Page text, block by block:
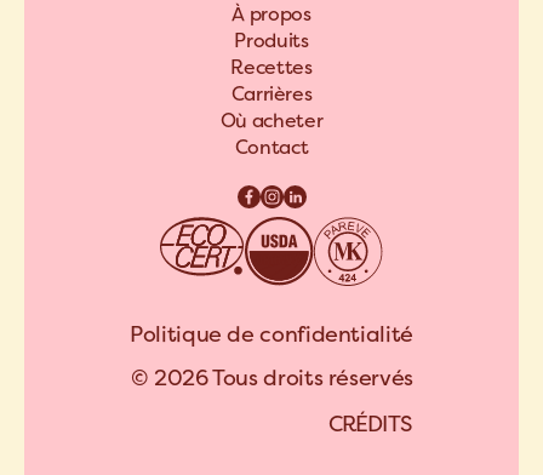
À propos
Produits
Recettes
Carrières
Où acheter
Contact
Politique de confidentialité
© 2026 Tous droits réservés
CRÉDITS